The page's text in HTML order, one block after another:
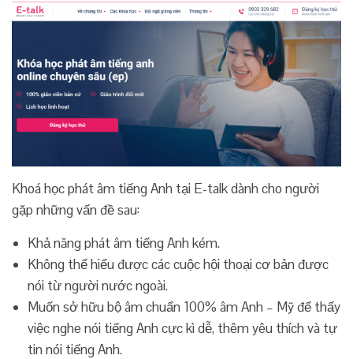
Khoá học phát âm tiếng Anh tại E-talk dành cho người
gặp những vấn đề sau:
Khả năng phát âm tiếng Anh kém.
Không thể hiểu được các cuộc hội thoại cơ bản được
nói từ người nước ngoài.
Muốn sở hữu bộ âm chuẩn 100% âm Anh – Mỹ để thấy
việc nghe nói tiếng Anh cực kì dễ, thêm yêu thích và tự
tin nói tiếng Anh.